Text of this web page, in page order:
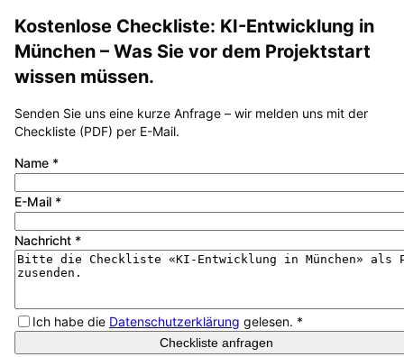
Kostenlose Checkliste: KI-Entwicklung in
München – Was Sie vor dem Projektstart
wissen müssen.
Senden Sie uns eine kurze Anfrage – wir melden uns mit der
Checkliste (PDF) per E-Mail.
Name *
E-Mail *
Nachricht *
Ich habe die Datenschutzerklärung gelesen. *
Checkliste anfragen